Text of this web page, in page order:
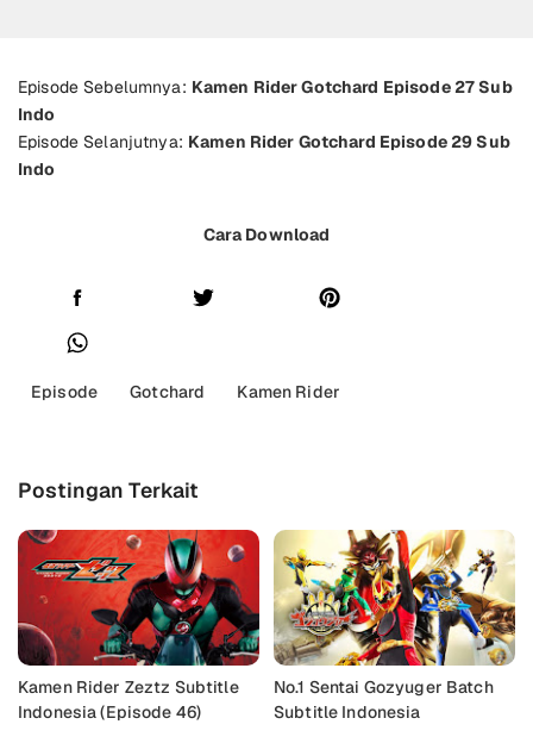
Episode Sebelumnya: Kamen Rider Gotchard Episode 27 Sub
Indo
Episode Selanjutnya: Kamen Rider Gotchard Episode 29 Sub
Indo
Cara Download
Episode Gotchard Kamen Rider
Postingan Terkait
Kamen Rider Zeztz Subtitle
Indonesia (Episode 46)
No.1 Sentai Gozyuger Batch
Subtitle Indonesia